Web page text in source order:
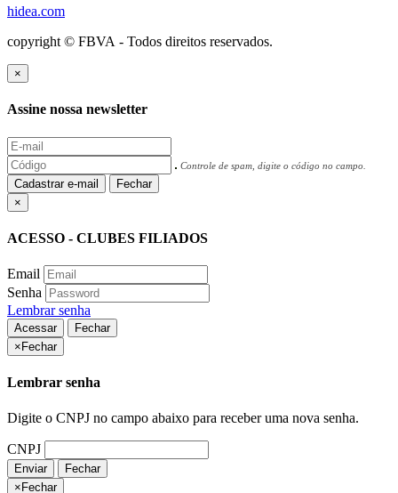
hidea.com
copyright © FBVA - Todos direitos reservados.
×
Assine nossa newsletter
Controle de spam, digite o código no campo.
Cadastrar e-mail
Fechar
×
ACESSO - CLUBES FILIADOS
Email
Senha
Lembrar senha
Acessar
Fechar
× Fechar
Lembrar senha
Digite o CNPJ no campo abaixo para receber uma nova senha.
CNPJ
Enviar
Fechar
×Fechar